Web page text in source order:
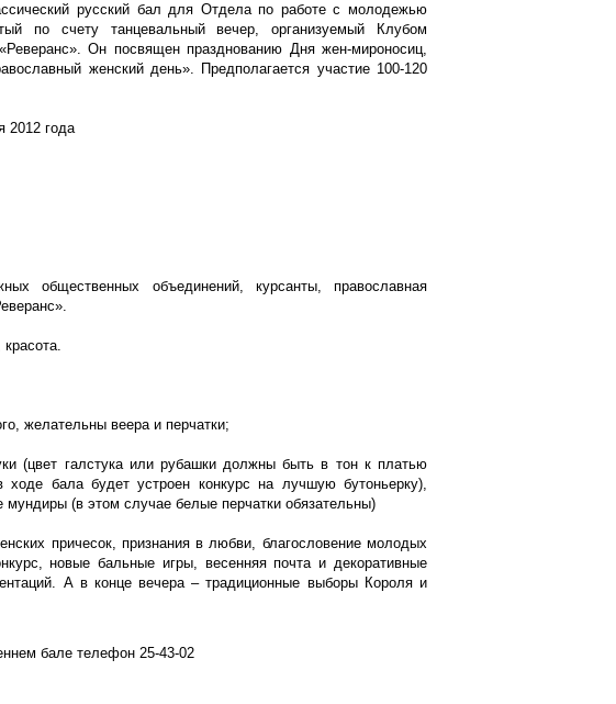
русский бал для Отдела по работе с молодежью
по счету танцевальный вечер, организуемый Клубом
Он посвящен празднованию Дня жен-мироносиц,
женский день». Предполагается участие 100-120
2012 года
общественных объединений, курсанты, православная
желательны веера и перчатки;
(цвет галстука или рубашки должны быть в тон к платью
ходе бала будет устроен конкурс на лучшую бутоньерку),
(в этом случае белые перчатки обязательны)
причесок, признания в любви, благословение молодых
новые бальные игры, весенняя почта и декоративные
А в конце вечера – традиционные выборы Короля и
бале телефон 25-43-02